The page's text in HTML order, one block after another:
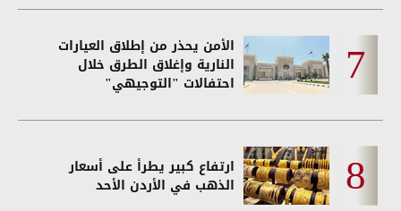
الأمن يحذر من إطلاق العيارات
النارية وإغلاق الطرق خلال
احتفالات "التوجيهي"
ارتفاع كبير يطرأ على أسعار
الذهب في الأردن الأحد